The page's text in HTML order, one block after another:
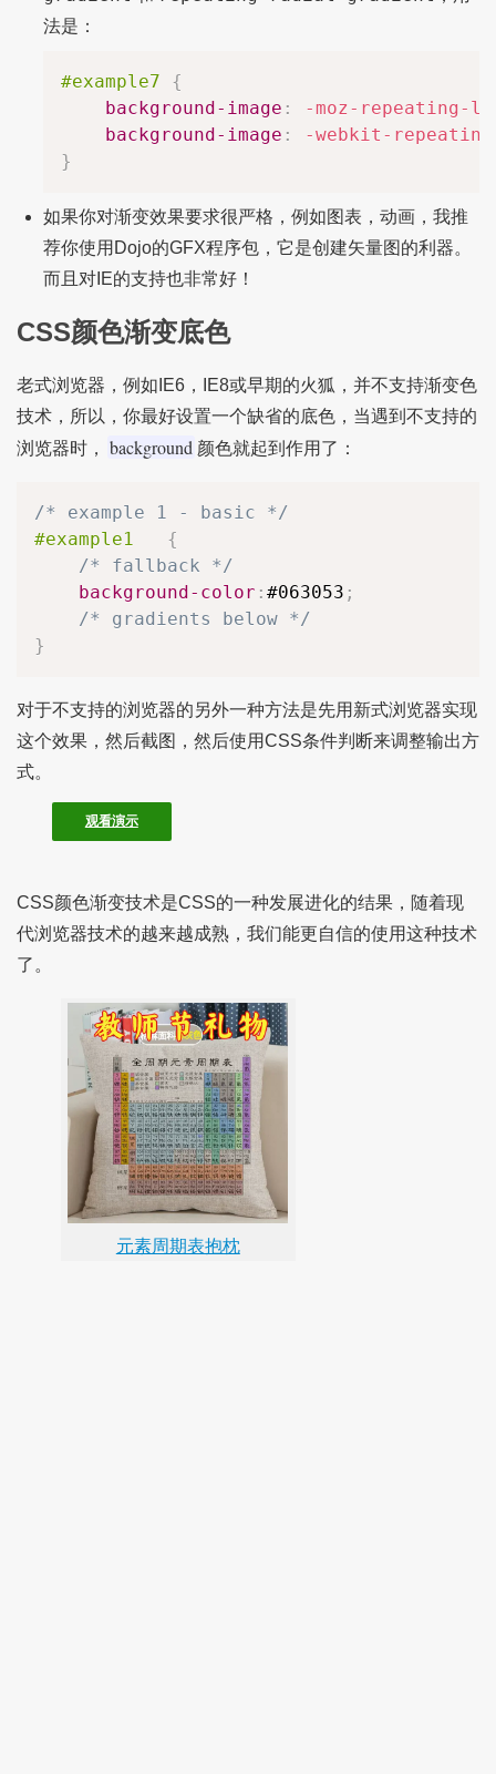
法是：
#example7
{
background-image :
-moz-repeating-
background-image :
-webkit-
}
如果你对渐变效果要求很严格，例如图表，动画，我推
荐你使用Dojo的GFX程序包，它是创建矢量图的利器。
而且对IE的支持也非常好！
CSS颜色渐变底色
老式浏览器，例如IE6，IE8或早期的火狐，并不支持渐变色
技术，所以，你最好设置一个缺省的底色，当遇到不支持的
浏览器时，
background 颜色就起到作用了：
/* example 1 - basic */
#example1
{
/* fallback */
background-color : #063053 ;
/* gradients below */
}
对于不支持的浏览器的另外一种方法是先用新式浏览器实现
这个效果，然后截图，然后使用CSS条件判断来调整输出方
式。
观看演示
CSS颜色渐变技术是CSS的一种发展进化的结果，随着现
代浏览器技术的越来越成熟，我们能更自信的使用这种技术
了。
元素周期表抱枕